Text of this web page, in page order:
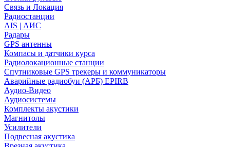
Связь и Локация
Радиостанции
AIS | АИС
Радары
GPS антенны
Компасы и датчики курса
Радиолокационные станции
Спутниковые GPS трекеры и коммуникаторы
Аварийные радиобуи (АРБ) EPIRB
Аудио-Видео
Аудиосистемы
Комплекты акустики
Магнитолы
Усилители
Подвесная акустика